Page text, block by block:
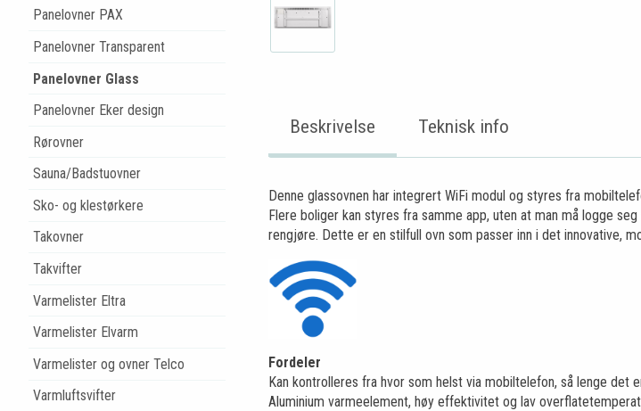
Beskrivelse Teknisk info
Denne glassovnen har integrert WiFi modul og styres fra
Flere boliger kan styres fra samme app, uten at man må logge
rengjøre. Dette er en stilfull ovn som passer inn i det innovative,
Fordeler
Kan kontrolleres fra hvor som helst via mobiltelefon, så lenge
Aluminium varmeelement, høy effektivitet og lav
Panelovner PAX
Panelovner Transparent
Panelovner Glass
Panelovner Eker design
Rørovner
Sauna/Badstuovner
Sko- og klestørkere
Takovner
Takvifter
Varmelister Eltra
Varmelister Elvarm
Varmelister og ovner Telco
Varmluftsvifter